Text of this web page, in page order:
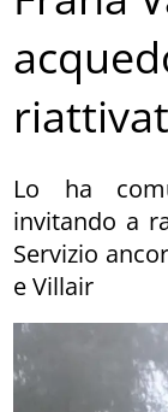
Lo ha
invitando a
Servizio
e Villair